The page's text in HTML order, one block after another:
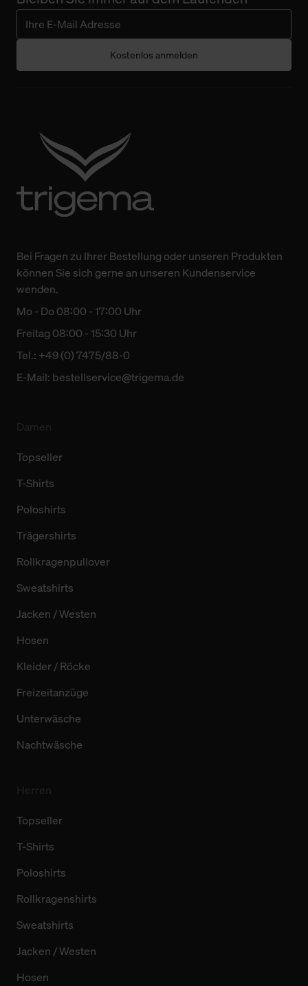
Kostenlos anmelden
Bei Fragen zu Ihrer Bestellung oder unseren Produkten
können Sie sich gerne an unseren Kundenservice
wenden.
Mo - Do 08:00 - 17:00 Uhr
Freitag 08:00 - 15:30 Uhr
Tel.: +49 (0) 7475/88-0
E-Mail: bestellservice@trigema.de
Topseller
T-Shirts
Poloshirts
Trägershirts
Rollkragenpullover
Sweatshirts
Jacken / Westen
Hosen
Kleider / Röcke
Freizeitanzüge
Unterwäsche
Nachtwäsche
Topseller
T-Shirts
Poloshirts
Rollkragenshirts
Sweatshirts
Jacken / Westen
Hosen